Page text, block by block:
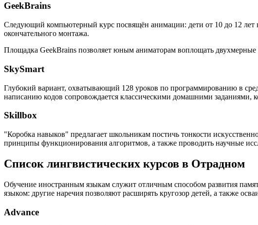
GeekBrains
Следующий компьютерный курс посвящён анимации: дети от 10 до 12 лет
окончательного монтажа.
Площадка GeekBrains позволяет юным аниматорам воплощать двухмерные
SkySmart
Глубокий вариант, охватывающий 128 уроков по программированию в
написанию кодов сопровождается классическими домашними заданиями,
Skillbox
"Коробка навыков" предлагает школьникам постичь тонкости
принципы функционирования алгоритмов, а также проводить научные
Список лингвистических курсов в Отрадном
Обучение иностранным языкам служит отличным способом развития
языком: другие наречия позволяют расширять кругозор детей, а также
Advance